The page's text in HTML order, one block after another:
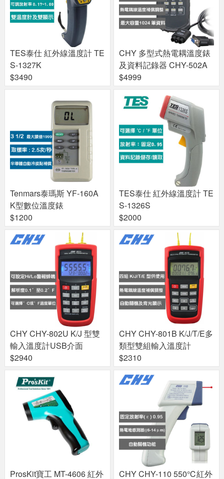
TES泰仕 紅外線溫度計 TE
S-1327K
$3490
CHY 多型式熱電耦溫度錶
及資料記錄器 CHY-502A
$4999
Tenmars泰瑪斯 YF-160A
K型數位溫度錶
$1200
TES泰仕 紅外線溫度計 TE
S-1326S
$2000
CHY CHY-802U K/J 型雙
輸入溫度計USB介面
$2940
CHY CHY-801B K/J/T/E多
類型雙組輸入溫度計
$2310
ProsKit寶工 MT-4606 紅外 CHY CHY-110 550℃紅外